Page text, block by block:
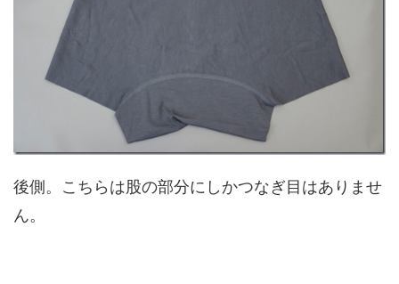
後側。こちらは股の部分にしかつなぎ目はありませ
ん。